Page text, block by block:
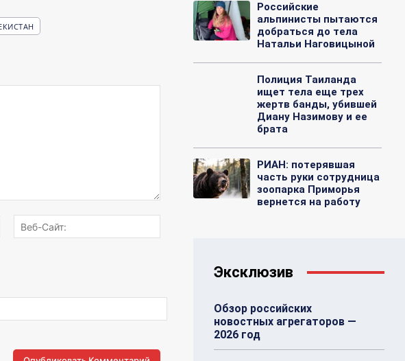
Электронная
Российские
альпинисты пытаются
добраться до тела
Натальи Наговицыной
Полиция Таиланда
ищет тела еще трех
жертв банды, убившей
Диану Назимову и ее
брата
РИАН: потерявшая
часть руки сотрудница
зоопарка Приморья
вернется на работу
Эксклюзив
Обзор российских
новостных агрегаторов —
2026 год